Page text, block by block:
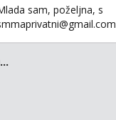
sam, poželjna, s